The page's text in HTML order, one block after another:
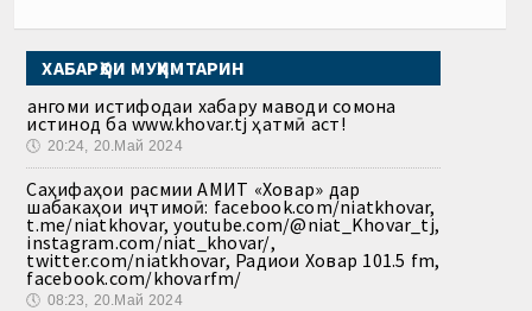
ХАБАРҲОИ МУҲИМТАРИН
Ҳангоми истифодаи хабару маводи сомона
истинод ба www.khovar.tj ҳатмӣ аст!
🕔 20:24, 20.Май 2024
Саҳифаҳои расмии АМИТ «Ховар» дар
шабакаҳои иҷтимоӣ: facebook.com/niatkhovar,
t.me/niatkhovar, youtube.com/@niat_Khovar_tj,
instagram.com/niat_khovar/,
twitter.com/niatkhovar, Радиои Ховар 101.5 fm,
facebook.com/khovarfm/
🕔 08:23, 20.Май 2024